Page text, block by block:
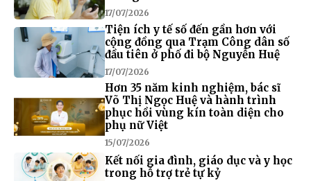
17/07/2026
Tiện ích y tế số đến gần hơn với
cộng đồng qua Trạm Công dân số
đầu tiên ở phố đi bộ Nguyễn Huệ
17/07/2026
Hơn 35 năm kinh nghiệm, bác sĩ
Võ Thị Ngọc Huệ và hành trình
phục hồi vùng kín toàn diện cho
phụ nữ Việt
15/07/2026
Kết nối gia đình, giáo dục và y học
trong hỗ trợ trẻ tự kỷ